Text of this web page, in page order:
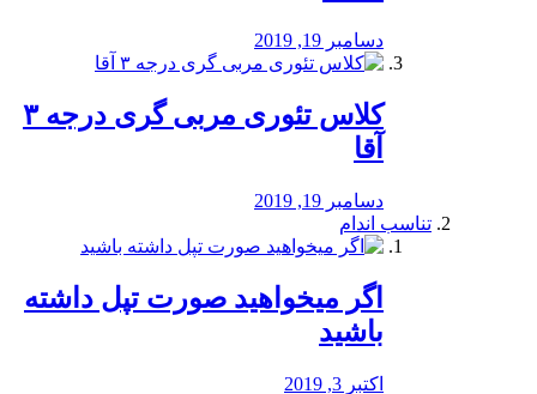
دسامبر 19, 2019
کلاس تئوری مربی گری درجه ۳
آقا
دسامبر 19, 2019
تناسب اندام
اگر میخواهید صورت تپل داشته
باشید
اکتبر 3, 2019